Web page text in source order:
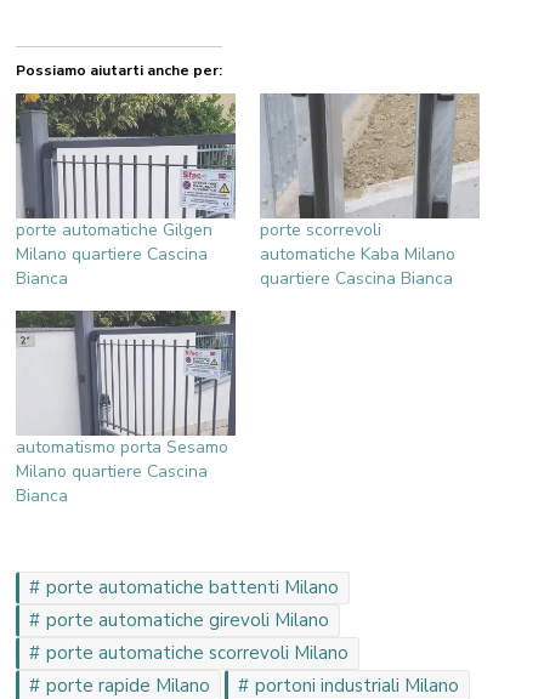
Possiamo aiutarti anche per:
porte automatiche Gilgen
Milano quartiere Cascina
Bianca
porte scorrevoli
automatiche Kaba Milano
quartiere Cascina Bianca
automatismo porta Sesamo
Milano quartiere Cascina
Bianca
porte automatiche battenti Milano
porte automatiche girevoli Milano
porte automatiche scorrevoli Milano
porte rapide Milano
portoni industriali Milano